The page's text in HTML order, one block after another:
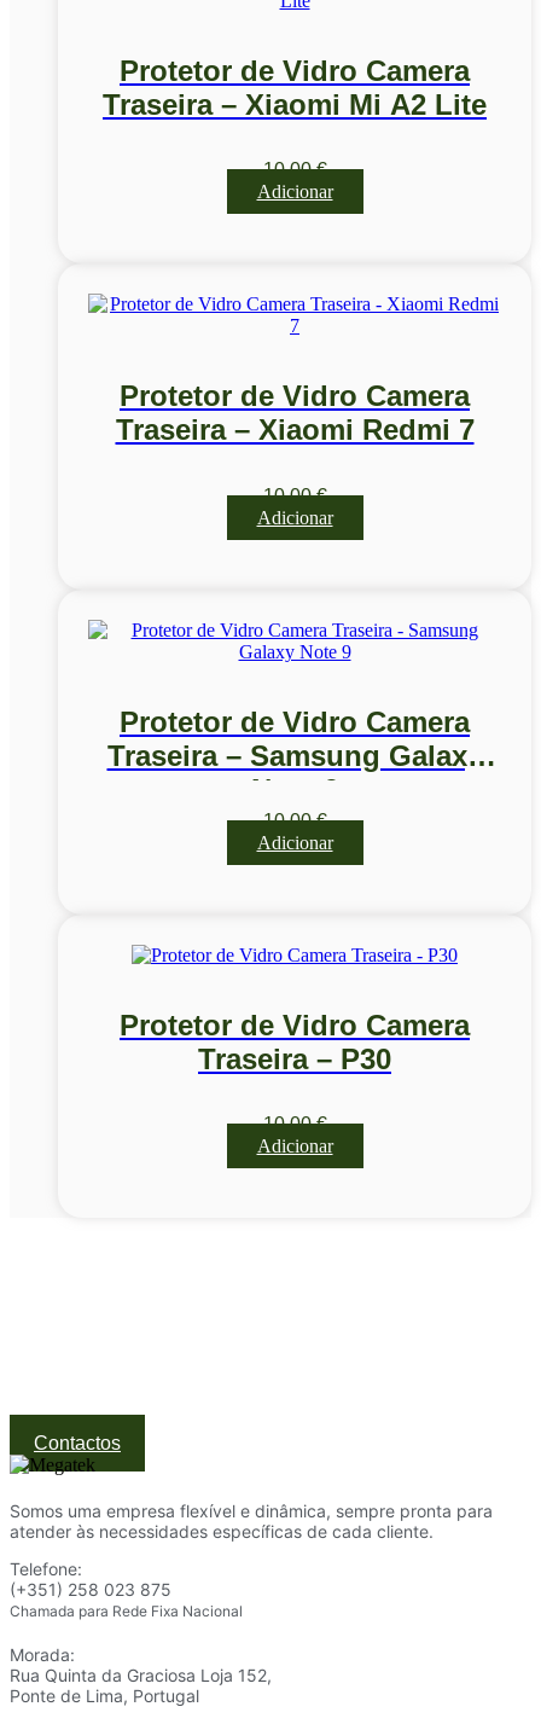
Protetor de Vidro Camera
Traseira – Xiaomi Mi A2 Lite
10,00€
Adicionar
Protetor de Vidro Camera
Traseira – Xiaomi Redmi 7
10,00€
Adicionar
Protetor de Vidro Camera
Traseira – Samsung Galaxy
Note 9
10,00€
Adicionar
Protetor de Vidro Camera
Traseira – P30
10,00€
Adicionar
Contactos
Somos uma empresa flexível e dinâmica, sempre pronta para
atender às necessidades específicas de cada cliente.
Telefone:
(+351) 258 023 875
Chamada para Rede Fixa Nacional
Morada:
Rua Quinta da Graciosa Loja 152,
Ponte de Lima, Portugal